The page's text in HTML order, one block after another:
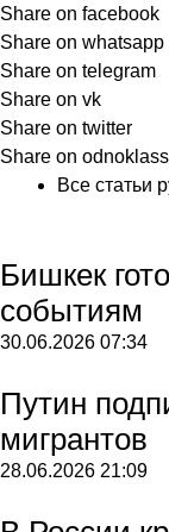
Share on facebook
Share on whatsapp
Share on telegram
Share on vk
Share on twitter
Share on
Все статьи
Бишкек
событиям
30.06.2026 07:34
Путин
мигрантов
28.06.2026 21:09